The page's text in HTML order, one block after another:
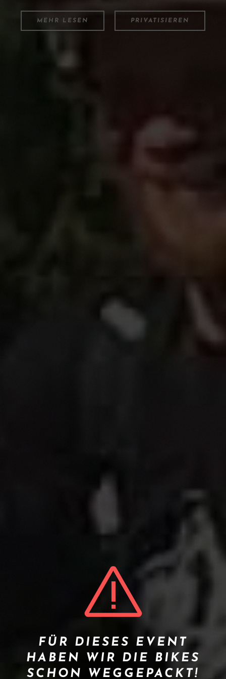
MEHR LESEN PRIVATISIEREN
FÜR DIESES EVENT
HABEN WIR DIE BIKES
SCHON WEGGEPACKT!